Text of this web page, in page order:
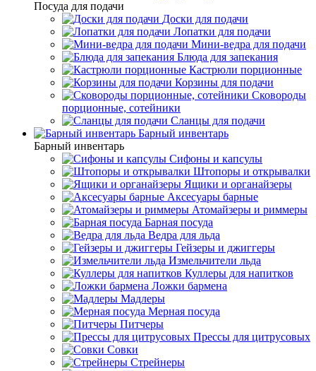
Посуда для подачи
Доски для подачи
Лопатки для подачи
Мини-ведра для подачи
Блюда для запекания
Кастрюли порционные
Корзины для подачи
Сковороды
порционные, сотейники
Сланцы для подачи
Барный инвентарь
Барный инвентарь
Сифоны и капсулы
Штопоры и открывалки
Ящики и органайзеры
Аксесуары барные
Атомайзеры и риммеры
Барная посуда
Ведра для льда
Гейзеры и джиггеры
Измельчители льда
Куллеры для напитков
Ложки бармена
Мадлеры
Мерная посуда
Питчеры
Прессы для цитрусовых
Совки
Стрейнеры